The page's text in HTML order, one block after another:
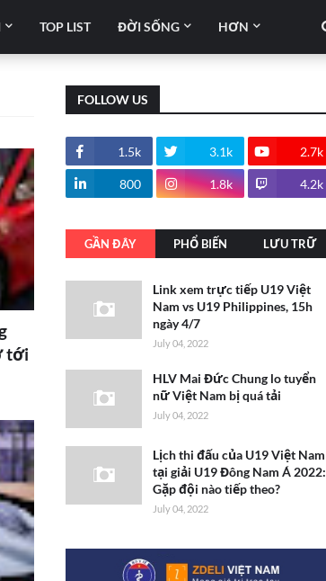
TOP LIST ĐỜI SỐNG HƠN
tới
FOLLOW US
1.5k 3.1k 2.7k
800 1.8k 4.2k
GẦN ĐÂY PHỔ BIẾN LƯU TRỮ
Link xem trực tiếp U19 Việt
Nam vs U19 Philippines, 15h
ngày 4/7
July 04, 2022
HLV Mai Đức Chung lo tuyển
nữ Việt Nam bị quá tải
July 04, 2022
Lịch thi đấu của U19 Việt Nam
tại giải U19 Đông Nam Á 2022:
Gặp đội nào tiếp theo?
July 04, 2022